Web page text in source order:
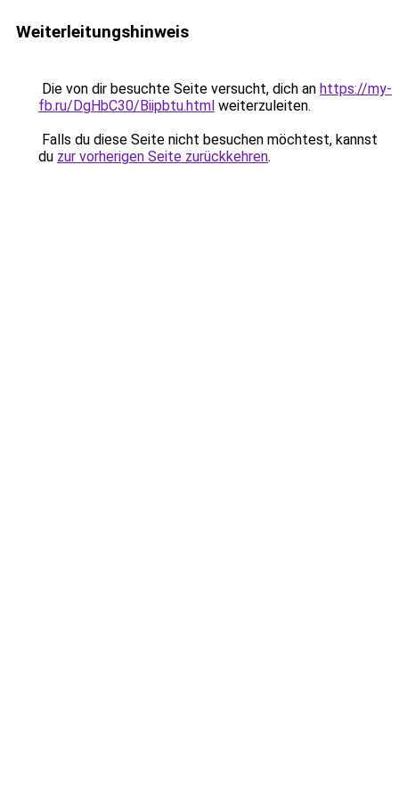
Weiterleitungshinweis
Die von dir besuchte Seite versucht, dich an https://my-
fb.ru/DgHbC30/Biipbtu.html weiterzuleiten.
Falls du diese Seite nicht besuchen möchtest, kannst
du zur vorherigen Seite zurückkehren.